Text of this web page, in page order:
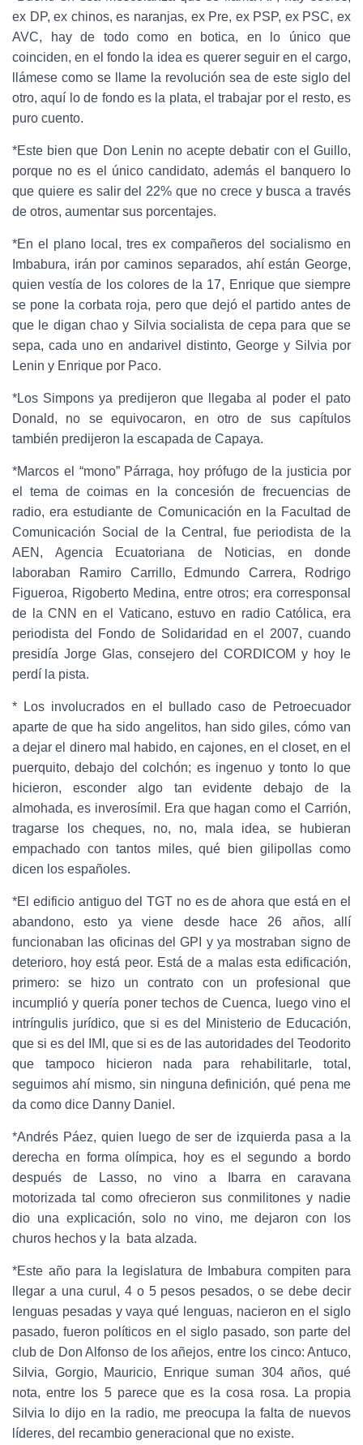
ex DP, ex chinos, es naranjas, ex Pre, ex PSP, ex PSC, ex
AVC, hay de todo como en botica, en lo único que
coinciden, en el fondo la idea es querer seguir en el cargo,
llámese como se llame la revolución sea de este siglo del
otro, aquí lo de fondo es la plata, el trabajar por el resto, es
puro cuento.
*Este bien que Don Lenin no acepte debatir con el Guillo,
porque no es el único candidato, además el banquero lo
que quiere es salir del 22% que no crece y busca a través
de otros, aumentar sus porcentajes.
*En el plano local, tres ex compañeros del socialismo en
Imbabura, irán por caminos separados, ahí están George,
quien vestía de los colores de la 17, Enrique que siempre
se pone la corbata roja, pero que dejó el partido antes de
que le digan chao y Silvia socialista de cepa para que se
sepa, cada uno en andarivel distinto, George y Silvia por
Lenin y Enrique por Paco.
*Los Simpons ya predijeron que llegaba al poder el pato
Donald, no se equivocaron, en otro de sus capítulos
también predijeron la escapada de Capaya.
*Marcos el “mono” Párraga, hoy prófugo de la justicia por
el tema de coimas en la concesión de frecuencias de
radio, era estudiante de Comunicación en la Facultad de
Comunicación Social de la Central, fue periodista de la
AEN, Agencia Ecuatoriana de Noticias, en donde
laboraban Ramiro Carrillo, Edmundo Carrera, Rodrigo
Figueroa, Rigoberto Medina, entre otros; era corresponsal
de la CNN en el Vaticano, estuvo en radio Católica, era
periodista del Fondo de Solidaridad en el 2007, cuando
presidía Jorge Glas, consejero del CORDICOM y hoy le
perdí la pista.
* Los involucrados en el bullado caso de Petroecuador
aparte de que ha sido angelitos, han sido giles, cómo van
a dejar el dinero mal habido, en cajones, en el closet, en el
puerquito, debajo del colchón; es ingenuo y tonto lo que
hicieron, esconder algo tan evidente debajo de la
almohada, es inverosímil. Era que hagan como el Carrión,
tragarse los cheques, no, no, mala idea, se hubieran
empachado con tantos miles, qué bien gilipollas como
dicen los españoles.
*El edificio antiguo del TGT no es de ahora que está en el
abandono, esto ya viene desde hace 26 años, allí
funcionaban las oficinas del GPI y ya mostraban signo de
deterioro, hoy está peor. Está de a malas esta edificación,
primero: se hizo un contrato con un profesional que
incumplió y quería poner techos de Cuenca, luego vino el
intríngulis jurídico, que si es del Ministerio de Educación,
que si es del IMI, que si es de las autoridades del Teodorito
que tampoco hicieron nada para rehabilitarle, total,
seguimos ahí mismo, sin ninguna definición, qué pena me
da como dice Danny Daniel.
*Andrés Páez, quien luego de ser de izquierda pasa a la
derecha en forma olímpica, hoy es el segundo a bordo
después de Lasso, no vino a Ibarra en caravana
motorizada tal como ofrecieron sus conmilitones y nadie
dio una explicación, solo no vino, me dejaron con los
churos hechos y la bata alzada.
*Este año para la legislatura de Imbabura compiten para
llegar a una curul, 4 o 5 pesos pesados, o se debe decir
lenguas pesadas y vaya qué lenguas, nacieron en el siglo
pasado, fueron políticos en el siglo pasado, son parte del
club de Don Alfonso de los añejos, entre los cinco: Antuco,
Silvia, Gorgio, Mauricio, Enrique suman 304 años, qué
nota, entre los 5 parece que es la cosa rosa. La propia
Silvia lo dijo en la radio, me preocupa la falta de nuevos
líderes, del recambio generacional que no existe.